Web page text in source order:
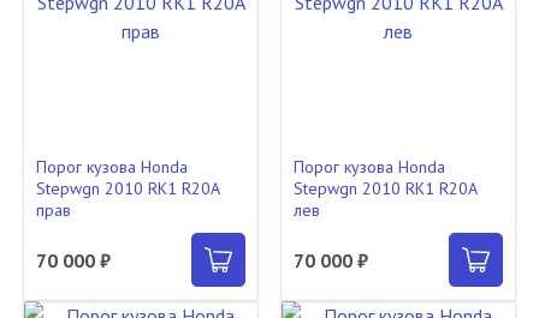
Порог кузова Honda
Stepwgn 2010 RK1 R20A
прав
70 000 ₽
Порог кузова Honda
Stepwgn 2010 RK1 R20A
лев
70 000 ₽